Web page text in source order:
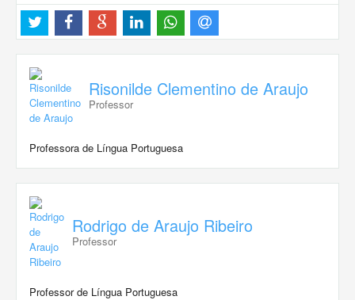
Risonilde Clementino de Araujo
Professor
Professora de Língua Portuguesa
Rodrigo de Araujo Ribeiro
Professor
Professor de Língua Portuguesa